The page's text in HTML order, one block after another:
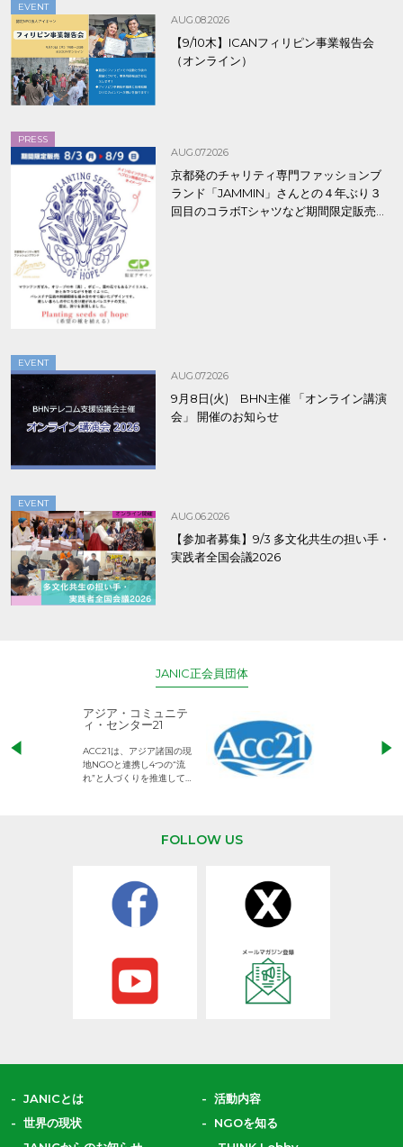
EVENT
AUG.08.2026
【9/10木】ICANフィリピン事業報告会
（オンライン）
PRESS
AUG.07.2026
京都発のチャリティ専門ファッションブ
ランド「JAMMIN」さんとの４年ぶり３
回目のコラボTシャツなど期間限定販売、
EVENT
AUG.07.2026
9月8日(火) BHN主催 「オンライン講演
会」 開催のお知らせ
EVENT
AUG.06.2026
【参加者募集】9/3 多文化共生の担い手・
実践者全国会議2026
JANIC正会員団体
アジア・コミュニテ
ィ・センター21
ACC21は、アジア諸国の現
地NGOと連携し4つの“流
れ”と人づくりを推進してい
児童労働のない
権利が守られた
FOLLOW US
JANICとは
活動内容
世界の現状
NGOを知る